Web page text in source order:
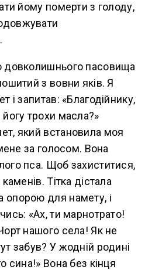
йому померти з голоду,
довколишнього пасовища
з вовни яків. Я
і запитав: «Благодійнику,
трохи масла?»
який встановила моя
за голосом. Вона
пса. Щоб захиститися,
Тітка дістала
для намету, і
«Ах, ти марнотрато!
нашого села! Як не
забув? У жодній родині
сина!» Вона без кінця